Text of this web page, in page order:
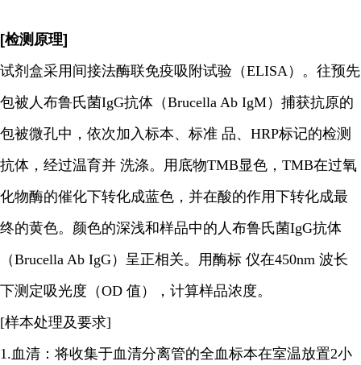
[检测原理]
试剂盒采用间接法酶联免疫吸附试验（ELISA）。往预先
包被人布鲁氏菌IgG抗体（Brucella Ab IgM）捕获抗原的
包被微孔中，依次加入标本、标准 品、HRP标记的检测
抗体，经过温育并 洗涤。用底物TMB显色，TMB在过氧
化物酶的催化下转化成蓝色，并在酸的作用下转化成最
终的黄色。颜色的深浅和样品中的人布鲁氏菌IgG抗体
（Brucella Ab IgG）呈正相关。用酶标 仪在450nm 波长
下测定吸光度（OD 值），计算样品浓度。
[样本处理及要求]
1.血清：将收集于血清分离管的全血标本在室温放置2小